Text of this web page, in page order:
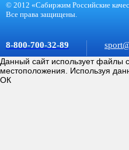
© 2012 «Сабиржим Российские
Все права защищены.
8-800-700-32-89
Данный сайт использует файлы
местоположения. Используя
ОК